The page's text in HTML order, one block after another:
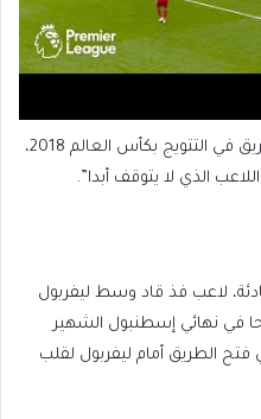
مع منتخب فرنسا كان كانتي قلب الفريق في التتويج بكأس العالم 2018،
الذي لا يتوقف أبدا”.
لاعب فذ قاد وسط ليفربول
في نهائي إسطنبول الشهير
فتح الطريق أمام ليفربول لقلب